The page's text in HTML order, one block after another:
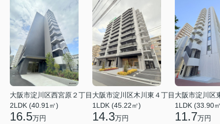
大阪市淀川区西宮原２丁目
2LDK (40.91㎡)
16.5万円
大阪市淀川区木川東４丁目
1LDK (45.22㎡)
14.3万円
大阪市淀川区
1LDK (33.90
11.7万円